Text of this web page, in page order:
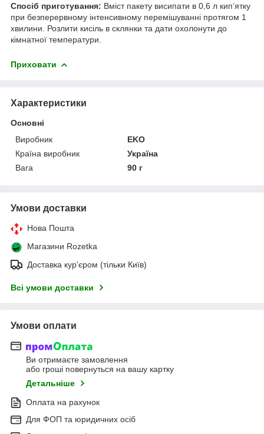
Спосіб приготування: Вміст пакету висипати в 0,6 л кип’ятку
при безперервному інтенсивному перемішуванні протягом 1
хвилини. Розлити кисіль в склянки та дати охолонути до
кімнатної температури.
Приховати
Характеристики
Основні
Виробник
EKO
Країна виробник
Україна
Вага
90 г
Умови доставки
Нова Пошта
Магазини Rozetka
Доставка кур'єром (тільки Київ)
Всі умови доставки
Умови оплати
Ви отримаєте замовлення
або гроші повернуться на вашу картку
Детальніше
Оплата на рахунок
Для ФОП та юридичних осіб